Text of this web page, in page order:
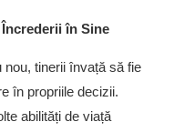
în Sine
tinerii învață să fie
în propriile decizii.
abilități de viață